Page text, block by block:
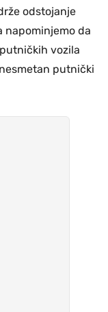
odstojanje
napominjemo da
vozila
putnički